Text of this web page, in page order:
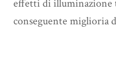
effetti di illuminazione
conseguente miglioria